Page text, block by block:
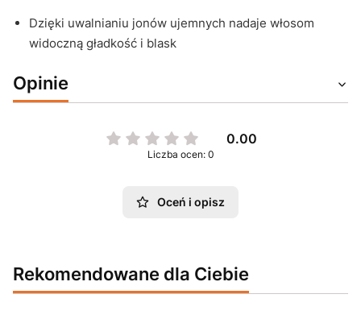
Dzięki uwalnianiu jonów ujemnych nadaje włosom
widoczną gładkość i blask
Opinie
0.00
Liczba ocen: 0
Oceń i opisz
Rekomendowane dla Ciebie